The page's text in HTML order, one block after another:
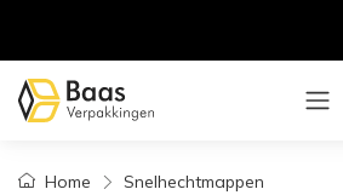
Home
Snelhechtmappen